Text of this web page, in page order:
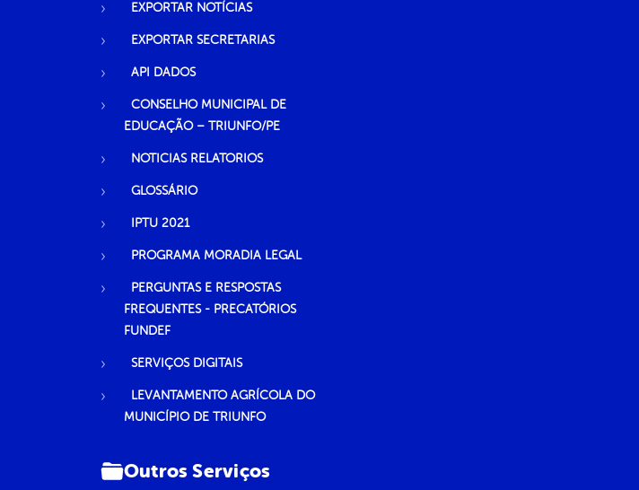
EXPORTAR NOTÍCIAS
EXPORTAR SECRETARIAS
API DADOS
CONSELHO MUNICIPAL DE
EDUCAÇÃO – TRIUNFO/PE
NOTICIAS RELATORIOS
GLOSSÁRIO
IPTU 2021
PROGRAMA MORADIA LEGAL
PERGUNTAS E RESPOSTAS
FREQUENTES - PRECATÓRIOS
FUNDEF
SERVIÇOS DIGITAIS
LEVANTAMENTO AGRÍCOLA DO
MUNICÍPIO DE TRIUNFO
Outros Serviços